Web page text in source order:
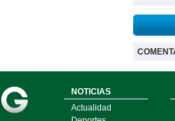
NOTICIAS
Actualidad